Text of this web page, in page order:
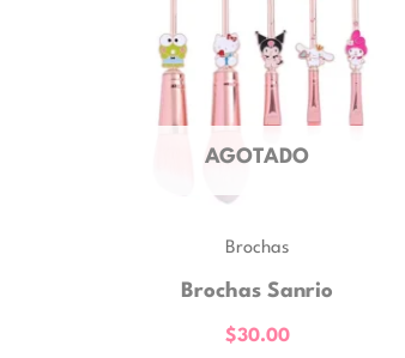
AGOTADO
Brochas
Brochas Sanrio
$30.00